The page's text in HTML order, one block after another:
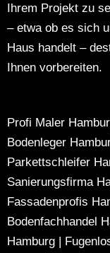
Ihrem Projekt zu
– etwa ob es sich
Haus handelt –
Ihnen vorbereiten.
Profi Maler
Bodenleger
Parkettschleifer
Sanierungsfirma
Fassadenprofis
Bodenfachhandel
Hamburg |